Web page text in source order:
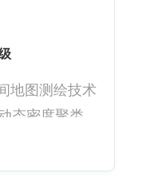
地图测绘技术
态密度聚类算
定位算法，完